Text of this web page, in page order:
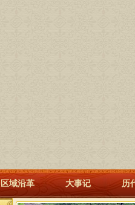
区域沿革 大事记 历